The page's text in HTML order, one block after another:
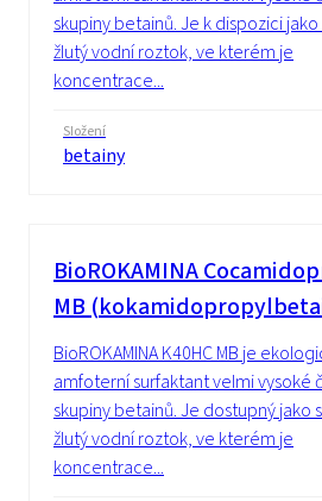
skupiny betainů. Je k dispozici
žlutý vodní roztok, ve kterém je
koncentrace...
Složení
betainy
BioROKAMINA
MB
BioROKAMINA K40HC MB je
amfoterní surfaktant velmi vysoké
skupiny betainů. Je dostupný jako
žlutý vodní roztok, ve kterém je
koncentrace...